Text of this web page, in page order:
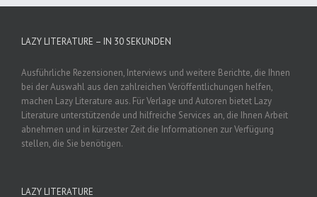
LAZY LITERATURE – IN 30 SEKUNDEN
Ausführliche Rezensionen, Interviews und weitere Berichte, die Ihnen
bei der Auswahl aus den zahlreichen Veröffentlichungen helfen,
machen Lazy Literature aus. Für Verlage und Autoren bietet Lazy
Literature unterstützende und hilfreiche Services an, die Ihnen Arbeit
abnehmen und in kürzester Zeit die Informationen zur Verfügung
stellen, die Sie benötigen.
LAZY LITERATURE